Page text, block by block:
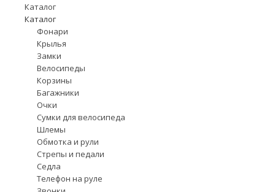
Каталог
Каталог
Фонари
Крылья
Замки
Велосипеды
Корзины
Багажники
Очки
Сумки для велосипеда
Шлемы
Обмотка и рули
Стрепы и педали
Седла
Телефон на руле